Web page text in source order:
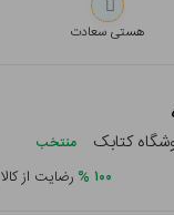
هستی سعادت
کتابک منتخب
۱۰۰ % رضایت از کالا